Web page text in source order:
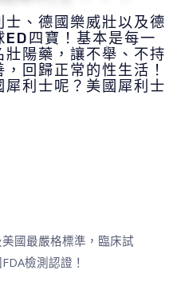
、德國樂威壯以及德
ED四寶！基本是每一
陽藥，讓不舉、不持
回歸正常的性生活！
利士呢？美國犀利士
國最嚴格標準，臨床試
檢測認證！